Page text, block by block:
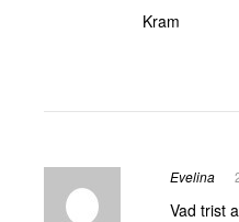
Kram
Evelina
Vad trist